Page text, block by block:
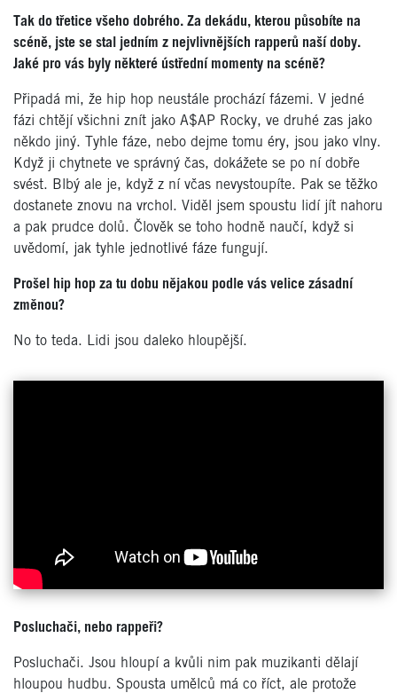
Tak do třetice všeho dobrého. Za dekádu, kterou působíte na
scéně, jste se stal jedním z nejvlivnějších rapperů naší doby.
Jaké pro vás byly některé ústřední momenty na scéně?
Připadá mi, že hip hop neustále prochází fázemi. V jedné
fázi chtějí všichni znít jako A$AP Rocky, ve druhé zas jako
někdo jiný. Tyhle fáze, nebo dejme tomu éry, jsou jako vlny.
Když ji chytnete ve správný čas, dokážete se po ní dobře
svést. Blbý ale je, když z ní včas nevystoupíte. Pak se těžko
dostanete znovu na vrchol. Viděl jsem spoustu lidí jít nahoru
a pak prudce dolů. Člověk se toho hodně naučí, když si
uvědomí, jak tyhle jednotlivé fáze fungují.
Prošel hip hop za tu dobu nějakou podle vás velice zásadní
změnou?
No to teda. Lidi jsou daleko hloupější.
Posluchači, nebo rappeři?
Posluchači. Jsou hloupí a kvůli nim pak muzikanti dělají
hloupou hudbu. Spousta umělců má co říct, ale protože